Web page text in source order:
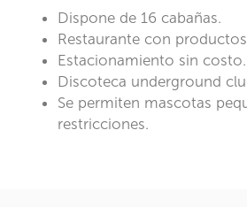
Dispone de 16 cabañas.
Restaurante con
Estacionamiento sin costo.
Discoteca underground
Se permiten mascotas
restricciones.